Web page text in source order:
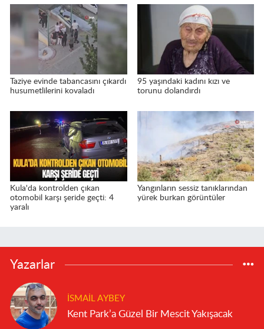
Taziye evinde tabancasını çıkardı
husumetlilerini kovaladı
95 yaşındaki kadını kızı ve
torunu dolandırdı
Kula'da kontrolden çıkan
otomobil karşı şeride geçti: 4
yaralı
Yangınların sessiz tanıklarından
yürek burkan görüntüler
Yazarlar
İSMAIL AYBEY
Kent Park’a Güzel Bir Mescit Yakışacak